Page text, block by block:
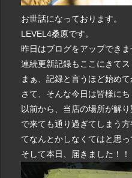
お世話になっております。
LEVEL4桑原です。
昨日はブログをアップできま
連続更新記録もここにきてス
まぁ、記録と言うほど始め
さて、そんな今日は皆様にち
以前から、当店の場所が解
で来ても通り過ぎてしまう
てなんとかしなくてはと思っ
そして本日、届きました！！